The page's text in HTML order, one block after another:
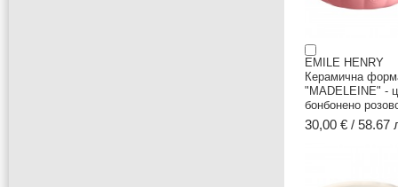
EMILE HENRY
Керамична
"MADELEINE" -
бонбонено
30,00 € / 58.67